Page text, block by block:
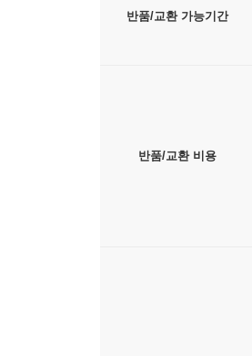
반품/교환 가능기간
반품/교환 비용